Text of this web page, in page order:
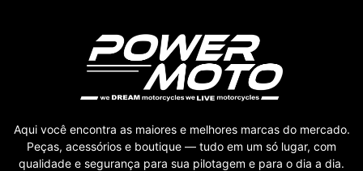
Aqui você encontra as maiores e melhores marcas do mercado.
Peças, acessórios e boutique — tudo em um só lugar, com
qualidade e segurança para sua pilotagem e para o dia a dia.